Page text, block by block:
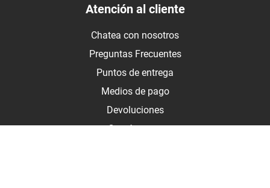
Atención al cliente
Chatea con nosotros
Preguntas Frecuentes
Puntos de entrega
Medios de pago
Devoluciones
Contáctanos